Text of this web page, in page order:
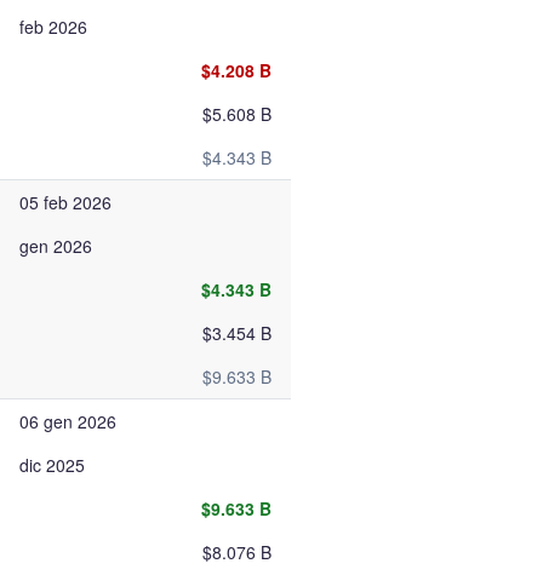
feb 2026
$4.208 B
$5.608 B
$4.343 B
05 feb 2026
gen 2026
$4.343 B
$3.454 B
$9.633 B
06 gen 2026
dic 2025
$9.633 B
$8.076 B